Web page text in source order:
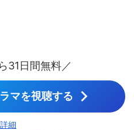
31日間無料／
マを視聴する
細